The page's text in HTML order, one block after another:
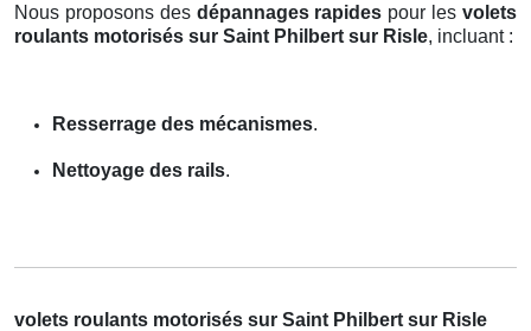
Nous proposons des dépannages rapides pour lesvolets
roulants motorisés sur Saint Philbert sur Risle, incluant :
Resserrage des mécanismes.
Nettoyage des rails.
volets roulants motorisés sur Saint Philbert sur Risle